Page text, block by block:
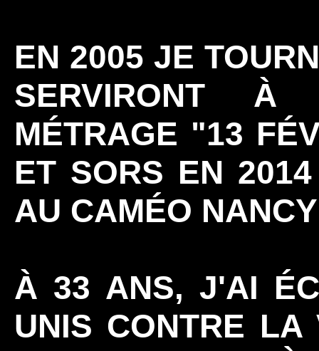
EN 2005 JE
SERVIRONT À
MÉTRAGE "13
ET SORS EN
AU CAMÉO
À 33 ANS, J'AI
UNIS CONTRE